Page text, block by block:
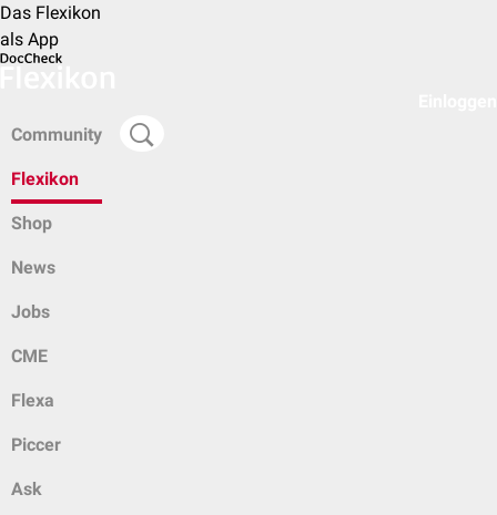
Das Flexikon
als App
Community
Flexikon
Shop
News
Jobs
CME
Flexa
Piccer
Ask